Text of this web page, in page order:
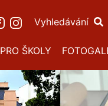
Vyhledávání
PRO ŠKOLY